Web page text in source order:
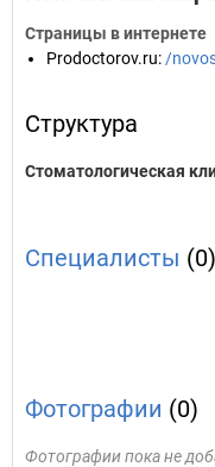
Страницы в интернете
Prodoctorov.ru: /
Структура
Стоматологическая
Специалисты
Фотографии (0)
Фотографии пока не